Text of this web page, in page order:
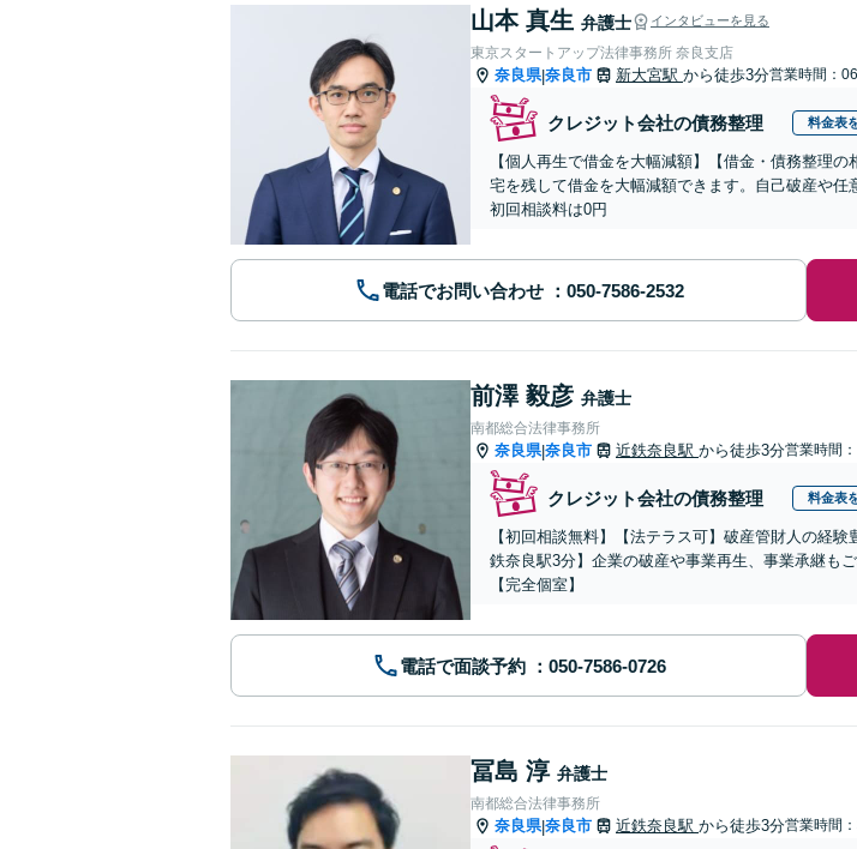
山本 真生 弁護士 インタビューを見る
東京スタートアップ法律事務所 奈良支店
奈良県|奈良市 新大宮駅 から徒歩3分営業時間：
クレジット会社の債務整理 料金表
【個人再生で借金を大幅減額】【借金・債務整理
宅を残して借金を大幅減額できます。自己破産や任
初回相談料は0円
電話でお問い合わせ
前澤 毅彦 弁護士
南都総合法律事務所
奈良県|奈良市 近鉄奈良駅 から徒歩3分営業時間
クレジット会社の債務整理 料金表
【初回相談無料】【法テラス可】破産管財人の経
鉄奈良駅3分】企業の破産や事業再生、事業承継も
【完全個室】
電話で面談予約
冨島 淳 弁護士
南都総合法律事務所
奈良県|奈良市 近鉄奈良駅 から徒歩3分営業時間